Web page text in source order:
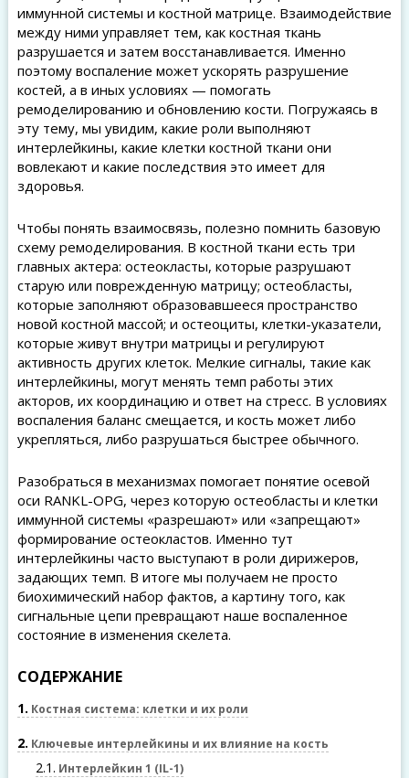
иммунной системы и костной матрице. Взаимодействие
между ними управляет тем, как костная ткань
разрушается и затем восстанавливается. Именно
поэтому воспаление может ускорять разрушение
костей, а в иных условиях — помогать
ремоделированию и обновлению кости. Погружаясь в
эту тему, мы увидим, какие роли выполняют
интерлейкины, какие клетки костной ткани они
вовлекают и какие последствия это имеет для
здоровья.
Чтобы понять взаимосвязь, полезно помнить базовую
схему ремоделирования. В костной ткани есть три
главных актера: остеокласты, которые разрушают
старую или поврежденную матрицу; остеобласты,
которые заполняют образовавшееся пространство
новой костной массой; и остеоциты, клетки-указатели,
которые живут внутри матрицы и регулируют
активность других клеток. Мелкие сигналы, такие как
интерлейкины, могут менять темп работы этих
акторов, их координацию и ответ на стресс. В условиях
воспаления баланс смещается, и кость может либо
укрепляться, либо разрушаться быстрее обычного.
Разобраться в механизмах помогает понятие осевой
оси RANKL-OPG, через которую остеобласты и клетки
иммунной системы «разрешают» или «запрещают»
формирование остеокластов. Именно тут
интерлейкины часто выступают в роли дирижеров,
задающих темп. В итоге мы получаем не просто
биохимический набор фактов, а картину того, как
сигнальные цепи превращают наше воспаленное
состояние в изменения скелета.
СОДЕРЖАНИЕ
1 Костная система: клетки и их роли
2 Ключевые интерлейкины и их влияние на кость
2.1 Интерлейкин 1 (IL-1)